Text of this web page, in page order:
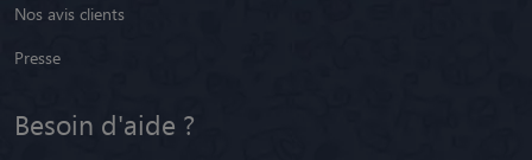
Nos avis clients
Presse
Besoin d'aide ?